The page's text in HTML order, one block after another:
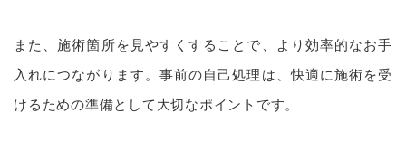
また、施術箇所を見やすくすることで、より効率的なお手
入れにつながります。事前の自己処理は、快適に施術を受
けるための準備として大切なポイントです。